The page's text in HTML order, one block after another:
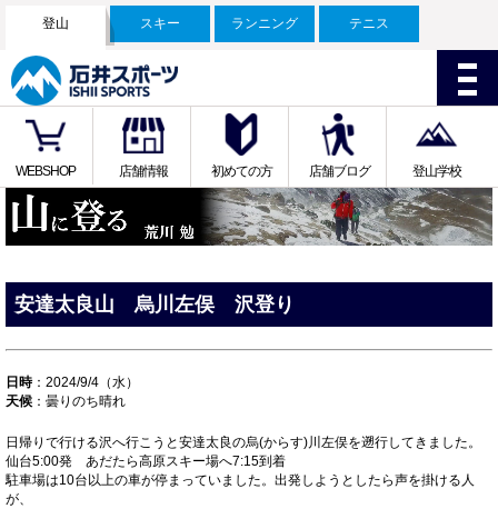
登山 スキー ランニング テニス
WEBSHOP 店舗情報 初めての方 店舗ブログ 登山学校
安達太良山 烏川左俣 沢登り
日時：2024/9/4（水）
天候 ：曇りのち晴れ
日帰りで行ける沢へ行こうと安達太良の烏(からす)川左俣を遡行してきました。
仙台5:00発 あだたら高原スキー場へ7:15到着
駐車場は10台以上の車が停まっていました。出発しようとしたら声を掛ける人
が、